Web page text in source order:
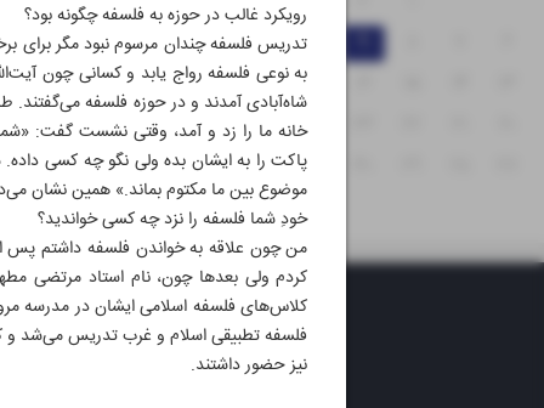
رویکرد غالب در حوزه به فلسفه چگونه بود؟
تدریس فلسفه چندان مرسوم نبود مگر برای
به نوعی فلسفه رواج یابد و کسانی چون
شاه‌آبادی آمدند و در حوزه فلسفه می‌گفتند.
خانه ما را زد و آمد، وقتی نشست گفت:
پاکت را به ایشان بده ولی نگو چه کسی
موضوع بین ما مکتوم بماند.» همین
خودِ شما فلسفه را نزد چه کسی خواندید؟
کردم ولی بعدها چون، نام استاد مرتضی
کلاس‌های فلسفه اسلامی ایشان در مدرسه
فلسفه تطبیقی اسلام و غرب تدریس می‌شد و
نیز حضور داشتند.
۱۱
۱۲
۱۷ ۱۸
۱۹
۲۴ ۲۵
۲۶
۳۱